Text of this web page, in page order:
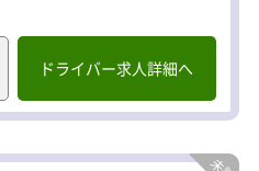
ごとにいずれかの運行
す）
ーカーの輸送業務
木）から新座工場（埼
子の輸送業務
ドライバー求人詳細へ